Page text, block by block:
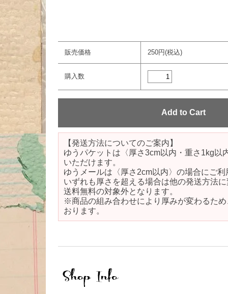
販売価格 250円(税込)
購入数
【発送方法についてのご案内】
ゆうパケットは〈厚さ3cm以内・重さ1kg以
いただけます。
ゆうメールは〈厚さ2cm以内〉の場合にご
いずれも厚さを超える場合は他の発送方法
送料無料の対象外となります。
※商品の組み合わせにより厚みが変わるた
おります。